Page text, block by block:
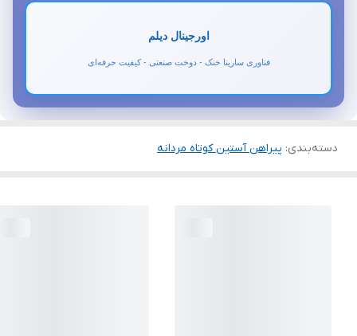
اورجینال دیلم
فناوری سارینا خنک - دوخت صنعتی - کیفیت حرفه‌ای
دسته‌بندی: پیراهن آستین کوتاه مردانه